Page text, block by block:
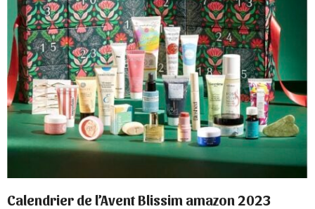
Calendrier de l’Avent Blissim amazon 2023